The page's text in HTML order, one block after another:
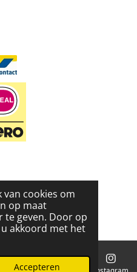
van cookies om
op maat
te geven. Door op
u akkoord met het
Accepteren